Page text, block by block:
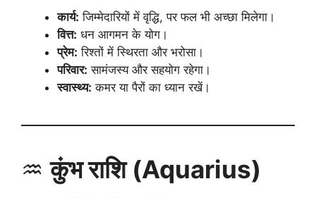
कार्य: जिम्मेदारियों में वृद्धि, पर फल भी अच्छा मिलेगा।
वित्त: धन आगमन के योग।
प्रेम: रिश्तों में स्थिरता और भरोसा।
परिवार: सामंजस्य और सहयोग रहेगा।
स्वास्थ्य: कमर या पैरों का ध्यान रखें।
♒कुंभ राशि (Aquarius)